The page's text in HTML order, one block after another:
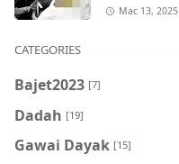
Mac 13, 2025
CATEGORIES
Bajet2023 [7]
Dadah [19]
Gawai Dayak [15]